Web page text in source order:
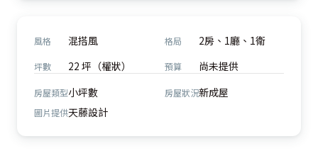
風格 混搭風 格局 2房、1廳、1衛
坪數 22 坪（權狀） 預算 尚未提供
房屋類型小坪數 房屋狀況新成屋
圖片提供天藤設計